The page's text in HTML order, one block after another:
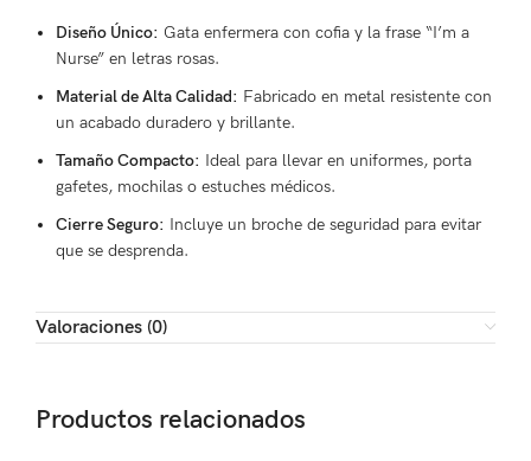
Diseño Único: Gata enfermera con cofia y la frase “I’m a
Nurse” en letras rosas.
Material de Alta Calidad: Fabricado en metal resistente con
un acabado duradero y brillante.
Tamaño Compacto: Ideal para llevar en uniformes, porta
gafetes, mochilas o estuches médicos.
Cierre Seguro: Incluye un broche de seguridad para evitar
que se desprenda.
Valoraciones (0)
Productos relacionados